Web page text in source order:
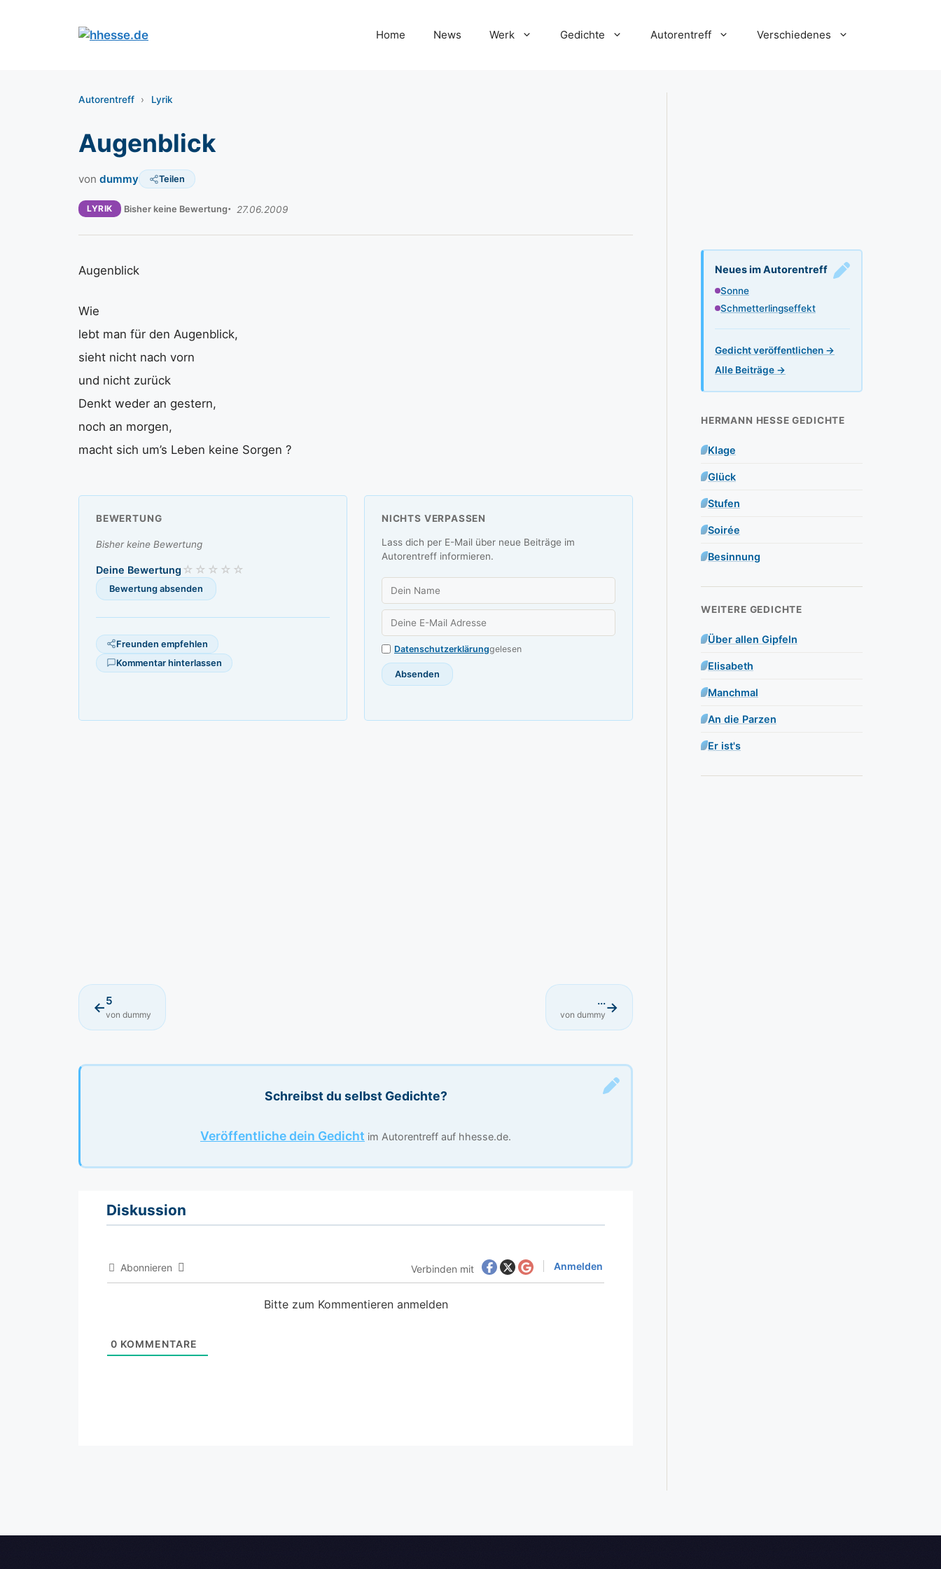
Home News Werk Gedichte Autorentreff Verschiedenes
Autorentreff › Lyrik
Augenblick
von dummy Teilen
LYRIK Bisher keine Bewertung 27.06.2009
Augenblick
Wie
lebt man für den Augenblick,
sieht nicht nach vorn
und nicht zurück
Denkt weder an gestern,
noch an morgen,
macht sich um’s Leben keine Sorgen ?
BEWERTUNG
Bisher keine Bewertung
Deine Bewertung
Freunden empfehlen
Kommentar hinterlassen
NICHTS VERPASSEN
Lass dich per E-Mail über neue Beiträge im
Autorentreff informieren.
Datenschutzerklärunggelesen
←5
von dummy
...
von dummy →
Schreibst du selbst Gedichte?
Veröffentliche dein Gedicht im Autorentreff auf hhesse.de.
Diskussion
Abonnieren Verbinden mit Anmelden
Bitte zum Kommentieren anmelden
0 KOMMENTARE
Neues im Autorentreff
Sonne
Schmetterlingseffekt
Gedicht veröffentlichen →
Alle Beiträge →
HERMANN HESSE GEDICHTE
Klage
Glück
Stufen
Soirée
Besinnung
WEITERE GEDICHTE
Über allen Gipfeln
Elisabeth
Manchmal
An die Parzen
Er ist's